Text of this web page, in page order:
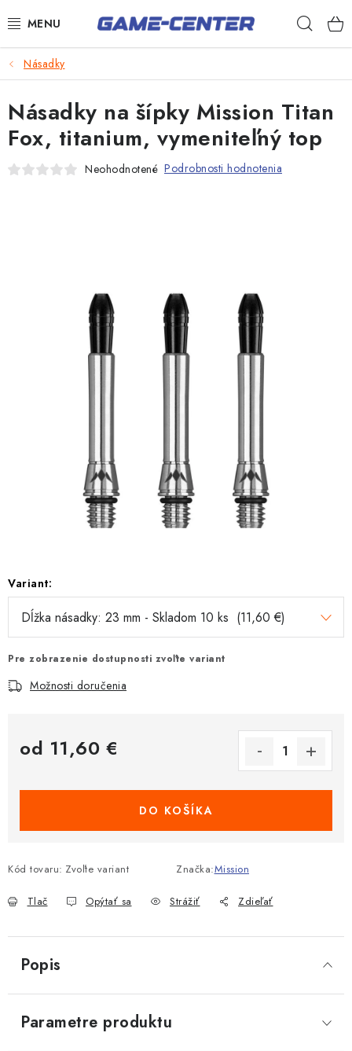
na
Šípky
Poker
Stolný futbal
Násadky
Variant:
Pre zobrazenie dostupnosti zvoľte variant
Možnosti doručenia
od 11,60 €
DO KOŠÍKA
Kód tovaru: Zvoľte variant Značka:Mission
Tlač Opýtať sa Strážiť Zdieľať
Násadky na šípky Mission Titan
Fox, titanium, vymeniteľný top
Neohodnotené Podrobnosti hodnotenia
Popis
Parametre produktu